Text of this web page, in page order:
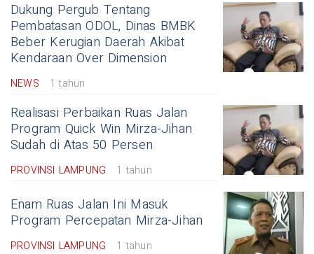
Dukung Pergub Tentang
Pembatasan ODOL, Dinas BMBK
Beber Kerugian Daerah Akibat
Kendaraan Over Dimension
NEWS 1 tahun
Realisasi Perbaikan Ruas Jalan
Program Quick Win Mirza-Jihan
Sudah di Atas 50 Persen
PROVINSI LAMPUNG 1 tahun
Enam Ruas Jalan Ini Masuk
Program Percepatan Mirza-Jihan
PROVINSI LAMPUNG 1 tahun